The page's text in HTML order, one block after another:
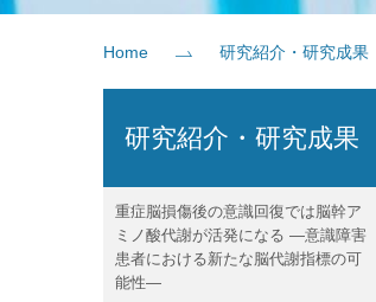
大学院志望の方医学部志望の方卒業生の方
Home 研究紹介・研究成果
研究紹介・研究成果
重症脳損傷後の意識回復では脳幹ア
ミノ酸代謝が活発になる ―意識障害
患者における新たな脳代謝指標の可
能性―